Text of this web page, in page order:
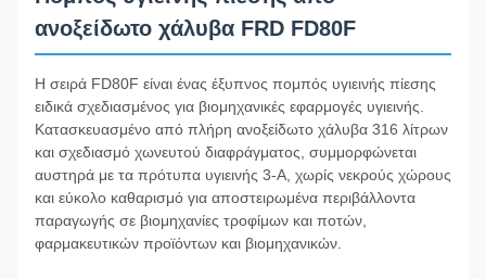
ανοξείδωτο χάλυβα FRD FD80F
Η σειρά FD80F είναι ένας έξυπνος πομπός υγιεινής πίεσης
ειδικά σχεδιασμένος για βιομηχανικές εφαρμογές υγιεινής.
Κατασκευασμένο από πλήρη ανοξείδωτο χάλυβα 316 λίτρων
και σχεδιασμό χωνευτού διαφράγματος, συμμορφώνεται
αυστηρά με τα πρότυπα υγιεινής 3-A, χωρίς νεκρούς χώρους
και εύκολο καθαρισμό για αποστειρωμένα περιβάλλοντα
παραγωγής σε βιομηχανίες τροφίμων και ποτών,
φαρμακευτικών προϊόντων και βιομηχανικών.